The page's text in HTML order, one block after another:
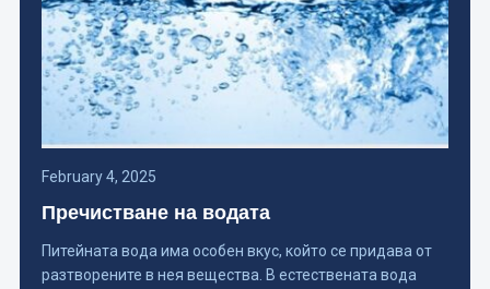
February 4, 2025
Пречистване на водата
Питейната вода има особен вкус, който се придава от
разтворените в нея вещества. В естествената вода